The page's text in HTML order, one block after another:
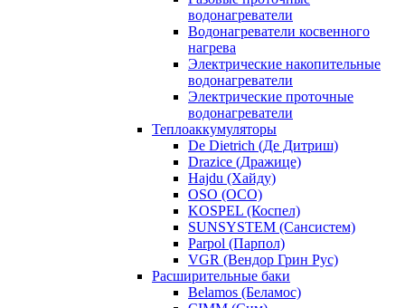
водонагреватели
Водонагреватели косвенного
нагрева
Электрические накопительные
водонагреватели
Электрические проточные
водонагреватели
Теплоаккумуляторы
De Dietrich (Де Дитриш)
Drazice (Дражице)
Hajdu (Хайду)
OSO (ОСО)
KOSPEL (Коспел)
SUNSYSTEM (Сансистем)
Parpol (Парпол)
VGR (Вендор Грин Рус)
Расширительные баки
Belamos (Беламос)